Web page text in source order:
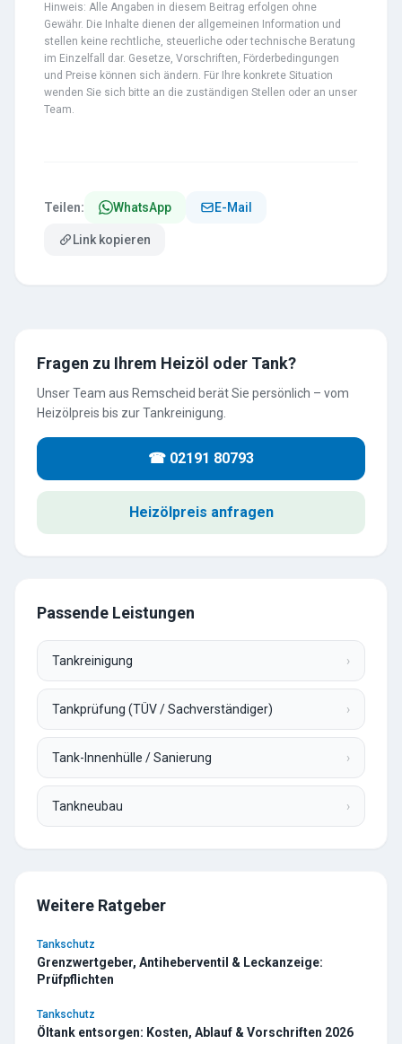
Hinweis: Alle Angaben in diesem Beitrag erfolgen ohne
Gewähr. Die Inhalte dienen der allgemeinen Information und
stellen keine rechtliche, steuerliche oder technische Beratung
im Einzelfall dar. Gesetze, Vorschriften, Förderbedingungen
und Preise können sich ändern. Für Ihre konkrete Situation
wenden Sie sich bitte an die zuständigen Stellen oder an unser
Team.
Teilen: WhatsApp E-Mail
Link kopieren
Fragen zu Ihrem Heizöl oder Tank?
Unser Team aus Remscheid berät Sie persönlich – vom
Heizölpreis bis zur Tankreinigung.
☎ 02191 80793
Heizölpreis anfragen
Passende Leistungen
Tankreinigung ›
Tankprüfung (TÜV / Sachverständiger) ›
Tank-Innenhülle / Sanierung ›
Tankneubau ›
Weitere Ratgeber
Tankschutz
Grenzwertgeber, Antiheberventil & Leckanzeige:
Prüfpflichten
Tankschutz
Öltank entsorgen: Kosten, Ablauf & Vorschriften 2026